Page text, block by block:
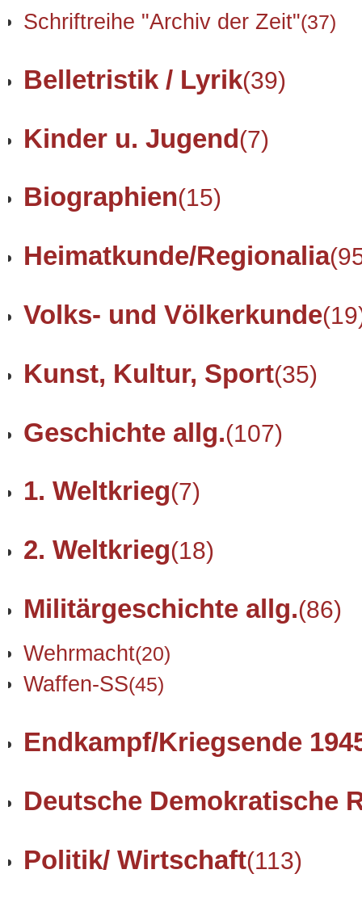
Schriftreihe "Archiv der Zeit"(37)
Belletristik / Lyrik(39)
Kinder u. Jugend(7)
Biographien(15)
Heimatkunde/Regionalia
Volks- und Völkerkunde
Kunst, Kultur, Sport(35)
Geschichte allg.(107)
1. Weltkrieg(7)
2. Weltkrieg(18)
Militärgeschichte allg.(86)
Wehrmacht(20)
Waffen-SS(45)
Endkampf/Kriegsende
Deutsche Demokratische
Politik/ Wirtschaft(113)